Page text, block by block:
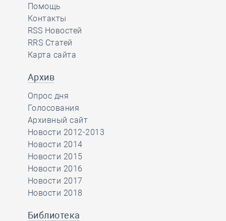
Помощь
Контакты
RSS Новостей
RRS Статей
Карта сайта
Архив
Опрос дня
Голосования
Архивный сайт
Новости 2012-2013
Новости 2014
Новости 2015
Новости 2016
Новости 2017
Новости 2018
Библиотека